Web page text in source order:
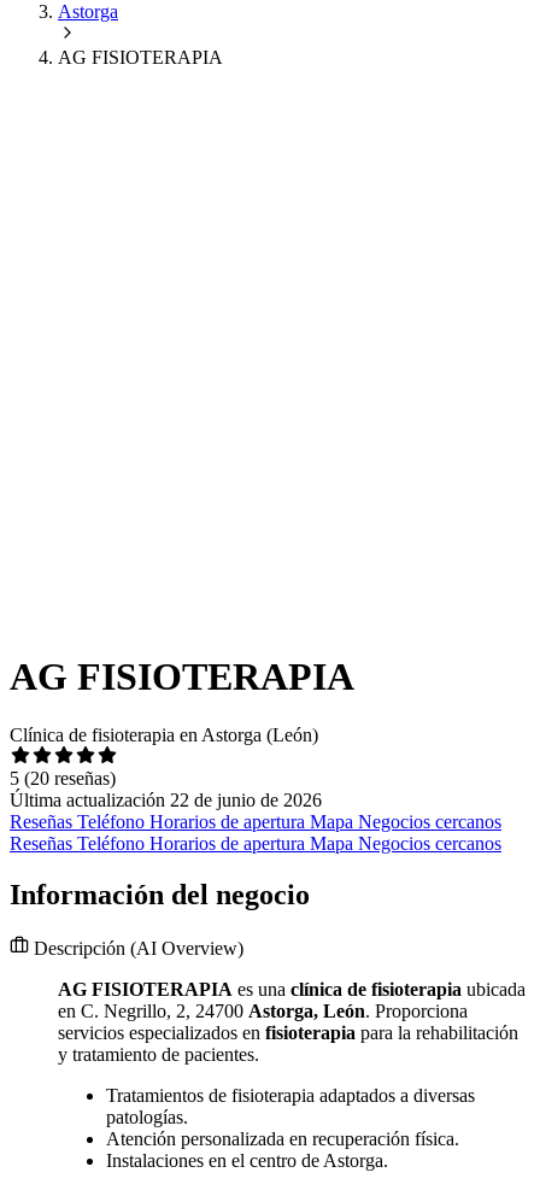
Astorga
AG FISIOTERAPIA
AG FISIOTERAPIA
Clínica de fisioterapia en Astorga (León)
5 (20 reseñas)
Última actualización 22 de junio de 2026
Reseñas Teléfono Horarios de apertura Mapa Negocios cercanos
Reseñas Teléfono Horarios de apertura Mapa Negocios cercanos
Información del negocio
Descripción (AI Overview)
AG FISIOTERAPIA es una clínica de fisioterapia ubicada
en C. Negrillo, 2, 24700 Astorga, León. Proporciona
servicios especializados en fisioterapia para la rehabilitación
y tratamiento de pacientes.
Tratamientos de fisioterapia adaptados a diversas
patologías.
Atención personalizada en recuperación física.
Instalaciones en el centro de Astorga.